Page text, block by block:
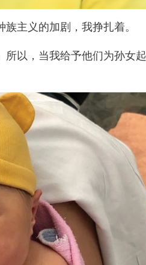
主义的加剧，我挣扎着。
以，当我给予他们为孙女